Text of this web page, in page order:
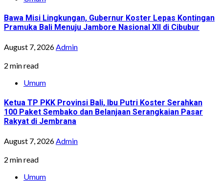
Bawa Misi Lingkungan, Gubernur Koster Lepas Kontingan
Pramuka Bali Menuju Jambore Nasional XII di Cibubur
August 7, 2026Admin
2 min read
Umum
Ketua TP PKK Provinsi Bali, Ibu Putri Koster Serahkan
100 Paket Sembako dan Belanjaan Serangkaian Pasar
Rakyat di Jembrana
August 7, 2026Admin
2 min read
Umum